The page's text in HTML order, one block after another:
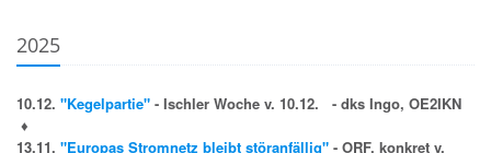
2025
10.12. "Kegelpartie" - Ischler Woche v. 10.12. - dks Ingo, OE2IKN
♦
13.11. "Europas Stromnetz bleibt störanfällig" - ORF, konkret v.